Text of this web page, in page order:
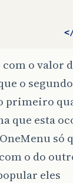
com o valor
o
que esta
só
o do
eles